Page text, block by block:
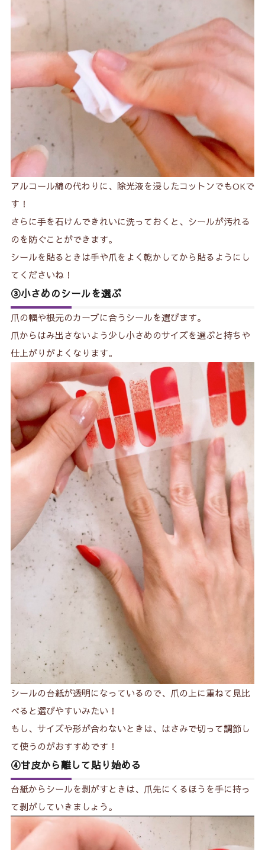
アルコール綿の代わりに、除光液を浸したコットンでもOKで
す！
さらに手を石けんできれいに洗っておくと、シールが汚れる
のを防ぐことができます。
シールを貼るときは手や爪をよく乾かしてから貼るようにし
てくださいね！
③小さめのシールを選ぶ
爪の幅や根元のカーブに合うシールを選びます。
爪からはみ出さないよう少し小さめのサイズを選ぶと持ちや
仕上がりがよくなります。
シールの台紙が透明になっているので、爪の上に重ねて見比
べると選びやすいみたい！
もし、サイズや形が合わないときは、はさみで切って調節し
て使うのがおすすめです！
④甘皮から離して貼り始める
台紙からシールを剥がすときは、爪先にくるほうを手に持っ
て剥がしていきましょう。